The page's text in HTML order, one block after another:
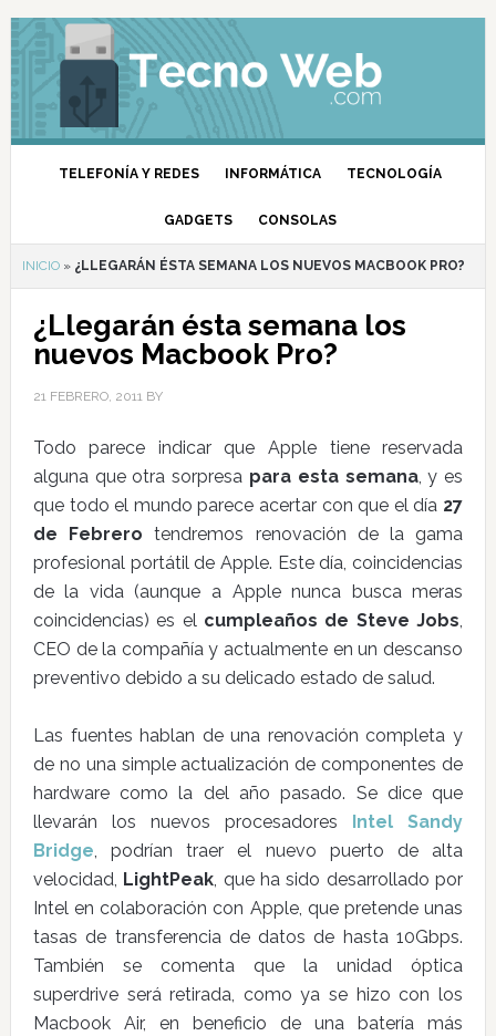
TELEFONÍA Y REDES INFORMÁTICA TECNOLOGÍA
GADGETS CONSOLAS
INICIO» ¿LLEGARÁN ÉSTA SEMANA LOS NUEVOS MACBOOK PRO?
¿Llegarán ésta semana los
nuevos Macbook Pro?
21 FEBRERO, 2011BY
Todo parece indicar que Apple tiene reservada
alguna que otra sorpresa para esta semana, y es
que todo el mundo parece acertar con que el día 27
de Febrero tendremos renovación de la gama
profesional portátil de Apple. Este día, coincidencias
de la vida (aunque a Apple nunca busca meras
coincidencias) es el cumpleaños de Steve Jobs,
CEO de la compañía y actualmente en un descanso
preventivo debido a su delicado estado de salud.
Las fuentes hablan de una renovación completa y
de no una simple actualización de componentes de
hardware como la del año pasado. Se dice que
llevarán los nuevos procesadores
Intel Sandy
Bridge, podrían traer el nuevo puerto de alta
velocidad, LightPeak, que ha sido desarrollado por
Intel en colaboración con Apple, que pretende unas
tasas de transferencia de datos de hasta 10Gbps.
También se comenta que la unidad óptica
superdrive será retirada, como ya se hizo con los
Macbook Air, en beneficio de una batería más